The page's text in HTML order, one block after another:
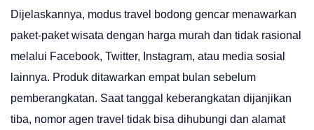
Dijelaskannya, modus travel bodong gencar menawarkan
paket-paket wisata dengan harga murah dan tidak rasional
melalui Facebook, Twitter, Instagram, atau media sosial
lainnya. Produk ditawarkan empat bulan sebelum
pemberangkatan. Saat tanggal keberangkatan dijanjikan
tiba, nomor agen travel tidak bisa dihubungi dan alamat